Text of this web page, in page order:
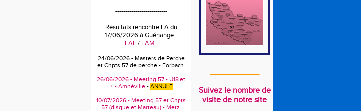
--------------------------
Résultats rencontre EA du
17/06/2026 à Guénange :
EAF/ EAM
24/06/2026 - Masters de Perche
et Chpts 57 de perche - Forbach
26/06/2026 - Meeting 57 - U18 et
+ - Amnéville- ANNULE
10/07/2026 - Meeting 57 et Chpts
57 (disque et Marteau) - Metz
_______
Suivez le nombre de
visite de notre site